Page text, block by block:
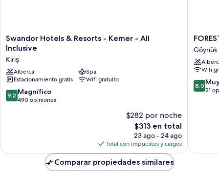
Swandor
Hotels
Resorts
-
Kemer
-
All
Swandor Hotels & Resorts - Kemer - All
Inclusive
Kiriş
Alberca
Spa
Estacionamiento gratis
Wifi gratuito
9.2
de
9.2 Magnífico
490 opiniones
$282 por noche
El
precio
actual
es
de
$313
$313 en total
23 ago - 24 ago
Total con impuestos y cargos
FOREST
IN
HOTEL
-
All
inclusive
Göynük
Göynük
Wifi
8.0
de
8.0
21
Comparar propiedades similares